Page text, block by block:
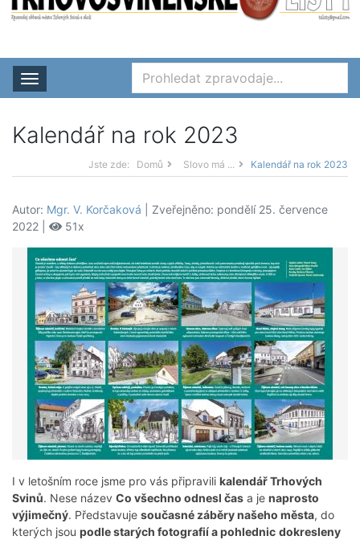
Rozbalit nabídku
Kalendář na rok 2023
Jste zde: Domů Slovo má ... Kalendář na rok 2023
Autor: Mgr. V. Korčaková | Zveřejněno: pondělí 25. července
2022 |
51x
I v letošním roce jsme pro vás připravili kalendář Trhových
Svinů. Nese název Co všechno odnesl čas a je naprosto
výjimečný. Představuje současné záběry našeho města, do
kterých jsou podle starých fotografií a pohlednic dokresleny